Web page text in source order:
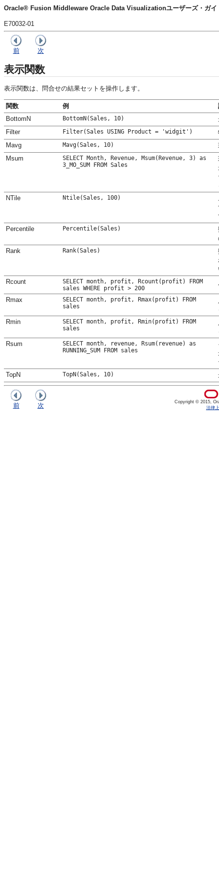
Oracle® Fusion Middleware Oracle Data Visualizationユーザーズ・ガイ
E70032-01
前 次
表示関数
表示関数は、問合せの結果セットを操作します。
関数 例
BottomN
BottomN(Sales, 10)
Filter
Filter(Sales USING Product = 'widgit')
Mavg
Mavg(Sales, 10)
Msum
SELECT Month, Revenue, Msum(Revenue, 3) as
3_MO_SUM FROM Sales
NTile
Ntile(Sales, 100)
Percentile
Percentile(Sales)
Rank
Rank(Sales)
Rcount
SELECT month, profit, Rcount(profit) FROM
sales WHERE profit > 200
Rmax
SELECT month, profit, Rmax(profit) FROM
sales
Rmin
SELECT month, profit, Rmin(profit) FROM
sales
Rsum
SELECT month, revenue, Rsum(revenue) as
RUNNING_SUM FROM sales
TopN
TopN(Sales, 10)
前 次
Copyright © 2015,
法律